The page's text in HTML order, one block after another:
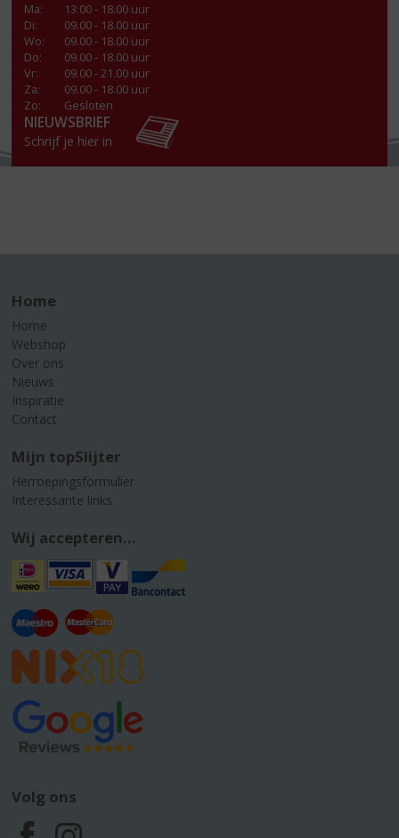
Ma:
13:00 - 18.00 uur
Di:
09.00 - 18.00 uur
Wo:
09.00 - 18.00 uur
Do:
09.00 - 18.00 uur
Vr:
09.00 - 21.00 uur
Za:
09.00 - 18.00 uur
Zo:
Gesloten
NIEUWSBRIEF
Schrijf je hier in
Home
Home
Webshop
Over ons
Nieuws
Inspiratie
Contact
Mijn topSlijter
Herroepingsformulier
Interessante links
Wij accepteren...
Volg ons